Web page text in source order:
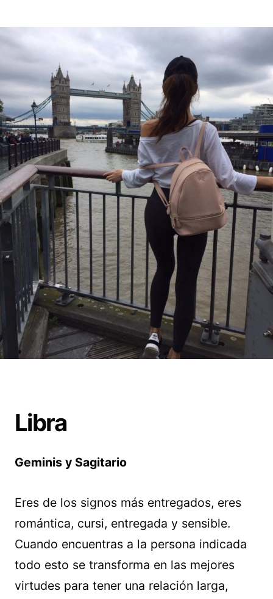
Libra
Geminis y Sagitario
Eres de los signos más entregados, eres
romántica, cursi, entregada y sensible.
Cuando encuentras a la persona indicada
todo esto se transforma en las mejores
virtudes para tener una relación larga,